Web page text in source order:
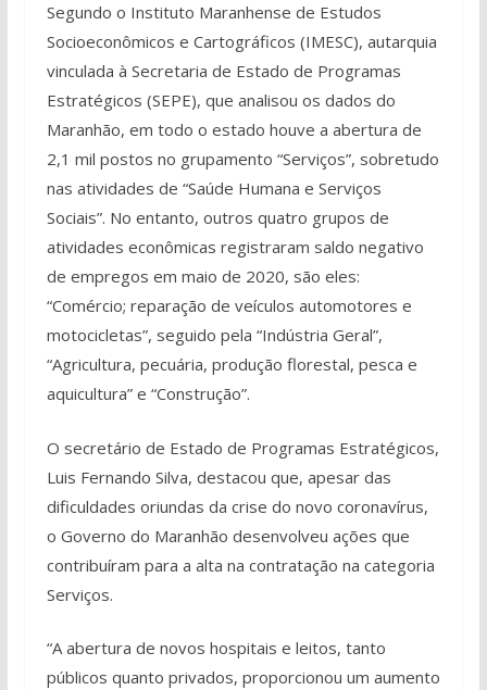
Segundo o Instituto Maranhense de Estudos
Socioeconômicos e Cartográficos (IMESC), autarquia
vinculada à Secretaria de Estado de Programas
Estratégicos (SEPE), que analisou os dados do
Maranhão, em todo o estado houve a abertura de
2,1 mil postos no grupamento “Serviços”, sobretudo
nas atividades de “Saúde Humana e Serviços
Sociais”. No entanto, outros quatro grupos de
atividades econômicas registraram saldo negativo
de empregos em maio de 2020, são eles:
“Comércio; reparação de veículos automotores e
motocicletas”, seguido pela “Indústria Geral”,
“Agricultura, pecuária, produção florestal, pesca e
aquicultura” e “Construção”.
O secretário de Estado de Programas Estratégicos,
Luis Fernando Silva, destacou que, apesar das
dificuldades oriundas da crise do novo coronavírus,
o Governo do Maranhão desenvolveu ações que
contribuíram para a alta na contratação na categoria
Serviços.
“A abertura de novos hospitais e leitos, tanto
públicos quanto privados, proporcionou um aumento